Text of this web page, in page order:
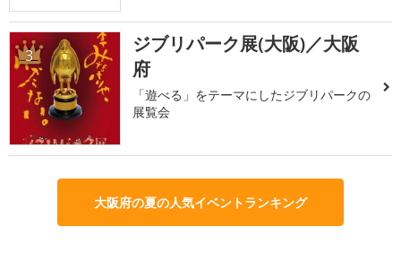
3
ジブリパーク展(大阪)／大阪
府
「遊べる」をテーマにしたジブリパークの
展覧会
大阪府の夏の人気イベントランキング